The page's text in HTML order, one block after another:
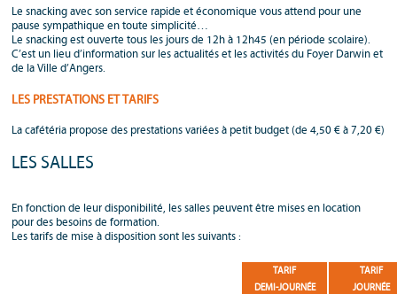
Le snacking avec son service rapide et économique vous attend pour une
pause sympathique en toute simplicité…
Le snacking est ouverte tous les jours de 12h à 12h45 (en période scolaire).
C’est un lieu d’information sur les actualités et les activités du Foyer Darwin et
de la Ville d’Angers.
LES PRESTATIONS ET TARIFS
La cafétéria propose des prestations variées à petit budget (de 4,50 € à 7,20 €)
LES SALLES
En fonction de leur disponibilité, les salles peuvent être mises en location
pour des besoins de formation.
Les tarifs de mise à disposition sont les suivants :
TARIF
DEMI-JOURNÉE
TARIF
JOURNÉE